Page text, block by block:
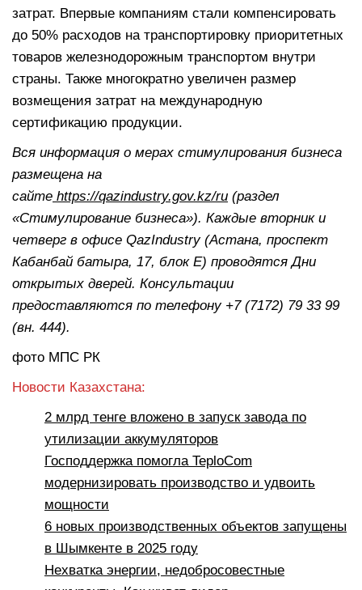
затрат. Впервые компаниям стали компенсировать
до 50% расходов на транспортировку приоритетных
товаров железнодорожным транспортом внутри
страны. Также многократно увеличен размер
возмещения затрат на международную
сертификацию продукции.
Вся информация о мерах стимулирования бизнеса
размещена на
сайте https://qazindustry.gov.kz/ru (раздел
«Стимулирование бизнеса»). Каждые вторник и
четверг в офисе QazIndustry (Астана, проспект
Кабанбай батыра, 17, блок Е) проводятся Дни
открытых дверей. Консультации
предоставляются по телефону +7 (7172) 79 33 99
(вн. 444).
фото МПС РК
Новости Казахстана:
2 млрд тенге вложено в запуск завода по
утилизации аккумуляторов
Господдержка помогла TeploCom
модернизировать производство и удвоить
мощности
6 новых производственных объектов запущены
в Шымкенте в 2025 году
Нехватка энергии, недобросовестные